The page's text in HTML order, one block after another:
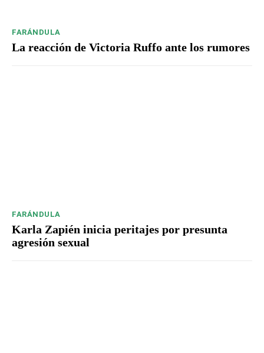
FARÁNDULA
La reacción de Victoria Ruffo ante los rumores
FARÁNDULA
Karla Zapién inicia peritajes por presunta
agresión sexual